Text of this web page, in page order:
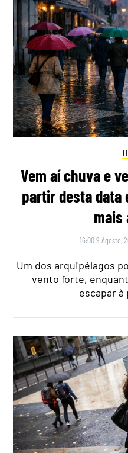
Vem aí chuva e
partir desta data
mais
16:00 9 Agosto,
Um dos arquipélagos
vento forte,
escapar